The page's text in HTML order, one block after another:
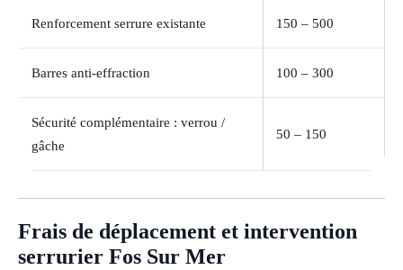
Renforcement serrure existante 150 – 500
Barres anti-effraction 100 – 300
Sécurité complémentaire : verrou /
gâche
50 – 150
Frais de déplacement et intervention
serrurier Fos Sur Mer